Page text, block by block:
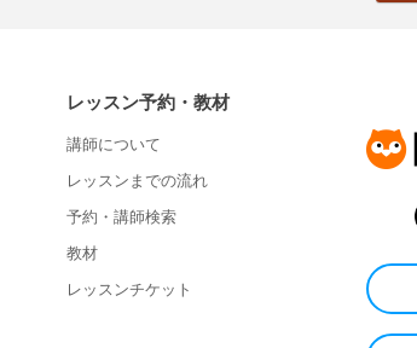
レッスン予約・教材
講師について
レッスンまでの流れ
予約・講師検索
教材
レッスンチケット